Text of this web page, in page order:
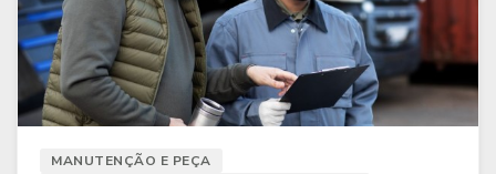
MANUTENÇÃO E PEÇA